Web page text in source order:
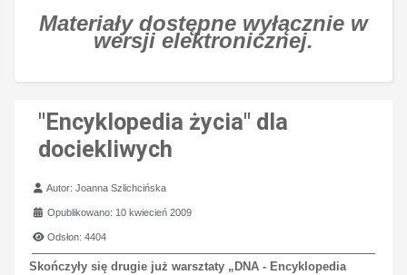
Materiały dostępne wyłącznie w
wersji elektronicznej.
"Encyklopedia życia" dla
dociekliwych
Szczegóły
Autor:Joanna Szlichcińska
Opublikowano: 10 kwiecień 2009
Odsłon: 4404
Skończyły się drugie już warsztaty „DNA - Encyklopedia